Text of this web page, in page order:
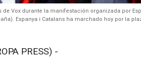
Vox durante la manifestación organizada por
Espanya i Catalans ha marchado hoy por la
PRESS) -